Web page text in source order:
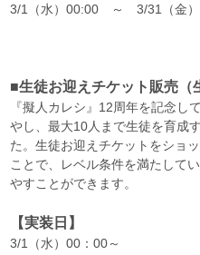
3/1（水）00:00 ～ 3/31（金）
■生徒お迎えチケット販売（
『擬人カレシ』12周年を記念し
やし、最大10人まで生徒を育成
た。生徒お迎えチケットをショ
ことで、レベル条件を満たして
やすことができます。
【実装日】
3/1（水）00：00～